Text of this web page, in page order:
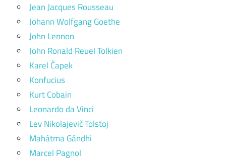
Jean Jacques Rousseau
Johann Wolfgang Goethe
John Lennon
John Ronald Reuel Tolkien
Karel Čapek
Konfucius
Kurt Cobain
Leonardo da Vinci
Lev Nikolajevič Tolstoj
Mahátma Gándhi
Marcel Pagnol